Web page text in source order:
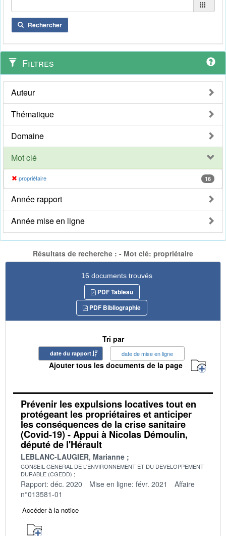
Rechercher
Filtres
Auteur
Thématique
Domaine
Mot clé
propriétaire 16
Année rapport
Année mise en ligne
Résultats de recherche : - Mot clé: propriétaire
16 documents trouvés
PDF Tableau
PDF Bibliographie
Tri par
date du rapport date de mise en ligne
Ajouter tous les documents de la page
Prévenir les expulsions locatives tout en
protégeant les propriétaires et anticiper
les conséquences de la crise sanitaire
(Covid-19) - Appui à Nicolas Démoulin,
député de l'Hérault
LEBLANC-LAUGIER, Marianne
CONSEIL GENERAL DE L'ENVIRONNEMENT ET DU DEVELOPPEMENT
DURABLE (CGEDD)
Rapport: déc. 2020 Mise en ligne: févr. 2021
Affaire
n°013581-01
Accéder à la notice